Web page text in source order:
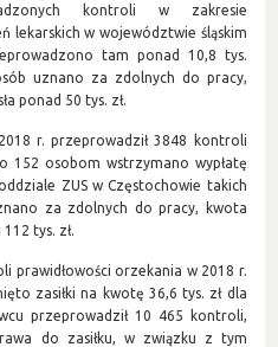
kontroli w zakresie
lekarskich w województwie śląskim
tam ponad 10,8 tys.
uznano za zdolnych do pracy,
ponad 50 tys. zł.
r. przeprowadził 3848 kontroli
152 osobom wstrzymano wypłatę
ZUS w Częstochowie takich
za zdolnych do pracy, kwota
tys. zł.
prawidłowości orzekania w 2018 r.
zasiłki na kwotę 36,6 tys. zł dla
przeprowadził 10 465 kontroli,
do zasiłku, w związku z tym